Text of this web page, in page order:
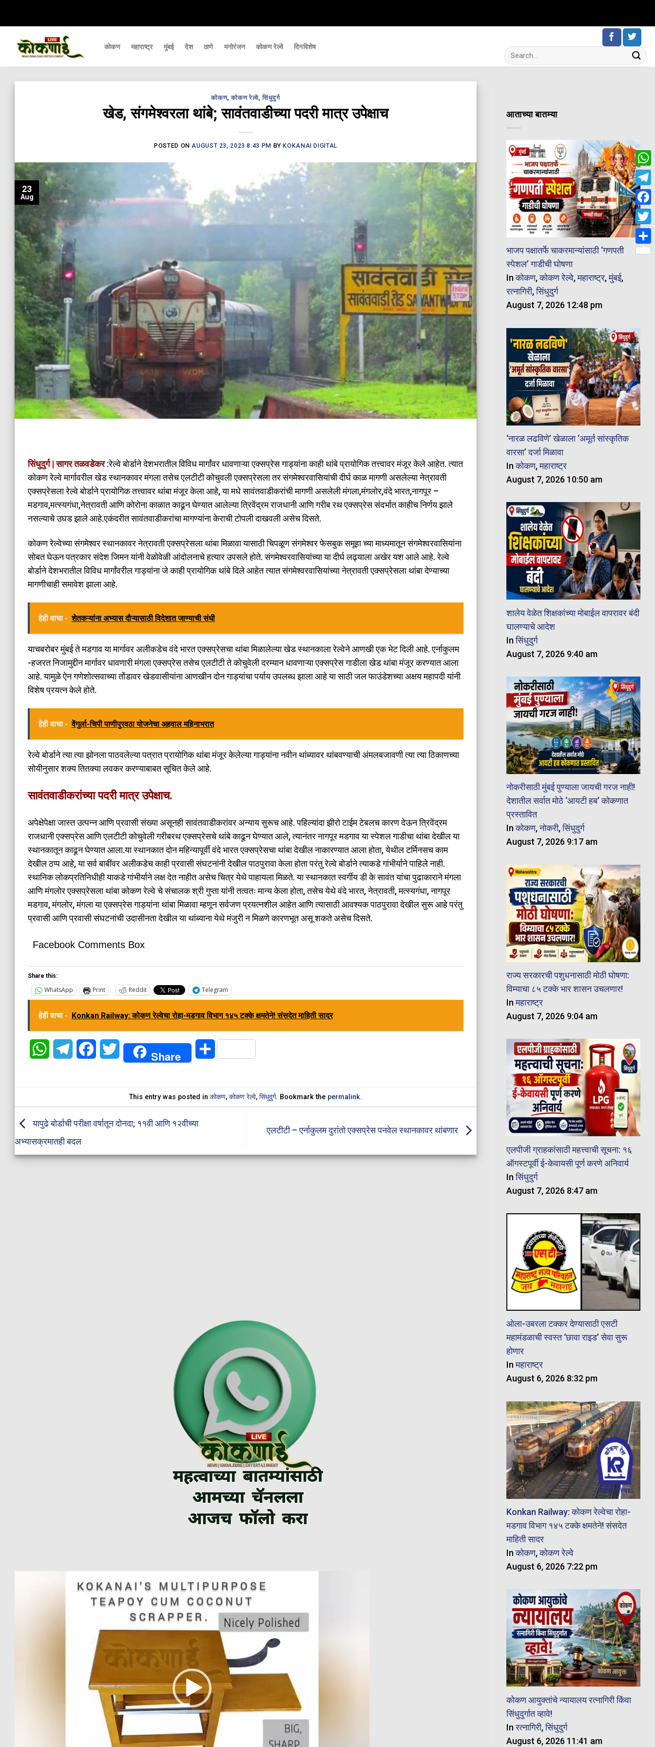
कोकण महाराष्ट्र मुंबई देश ठाणे मनोरंजन कोकण रेल्वे दिनविशेष
कोकण,कोकण रेल्वे,सिंधुदुर्ग
खेड, संगमेश्वरला थांबे; सावंतवाडीच्या पदरी मात्र उपेक्षाच
POSTED ON AUGUST 23, 2023 8:43 PM BYKOKANAI DIGITAL
23
Aug
सिंधुदुर्ग | सागर तळवडेकर:रेल्वे बोर्डाने देशभरातील विविध मार्गांवर धावणाऱ्या एक्सप्रेस गाड्यांना काही थांबे प्रायोगिक तत्त्वावर मंजूर केले आहेत. त्यात
कोकण रेल्वे मार्गावरील खेड स्थानकावर मंगला तसेच एलटीटी कोचुवली एक्सप्रेसला तर संगमेश्वरवासियांची दीर्घ काळ मागणी असलेल्या नेत्रावती
एक्सप्रेसला रेल्वे बोर्डाने प्रायोगिक तत्त्वावर थांबा मंजूर केला आहे, या मधे सावंतवाडीकरांची मागणी असलेली मंगला,मंगलोर,वंदे भारत,नागपूर –
मडगाव,मत्स्यगंधा,नेत्रावती आणि कोरोना काळात काढून घेण्यात आलेल्या त्रिवेंद्रम राजधानी आणि गरीब रथ एक्सप्रेस संदर्भात काहीच निर्णय झाले
नसल्याचे उघड झाले आहे.एकंदरीत सावंतवाडीकरांचा मागण्यांना केराची टोपली दाखवली असेच दिसते.
कोकण रेल्वेच्या संगमेश्वर स्थानकावर नेत्रावती एक्सप्रेसला थांबा मिळावा यासाठी चिपळूण संगमेश्वर फेसबुक समूहा च्या माध्यमातून संगमेश्वरवासियांना
सोबत घेऊन पत्रकार संदेश जिमन यांनी वेळोवेळी आंदोलनाचे हत्यार उपसले होते. संगमेश्वरवासियांच्या या दीर्घ लढ्याला अखेर यश आले आहे. रेल्वे
बोर्डाने देशभरातील विविध मार्गांवरील गाड्यांना जे काही प्रायोगिक थांबे दिले आहेत त्यात संगमेश्वरवासियांच्या नेत्रावती एक्सप्रेसला थांबा देण्याच्या
मागणीचाही समावेश झाला आहे.
हेही वाचा - शेतकऱ्यांना अभ्यास दौऱ्यासाठी विदेशात जाण्याची संधी
याचबरोबर मुंबई ते मडगाव या मार्गावर अलीकडेच वंदे भारत एक्सप्रेसचा थांबा मिळालेल्या खेड स्थानकाला रेल्वेने आणखी एक भेट दिली आहे. एर्नाकुलम
-हजरत निजामुद्दीन मार्गावर धावणारी मंगला एक्सप्रेस तसेच एलटीटी ते कोचुवेली दरम्यान धावणाऱ्या एक्सप्रेस गाडीला खेड थांबा मंजूर करण्यात आला
आहे. यामुळे ऐन गणेशोत्सवाच्या तोंडावर खेडवासीयांना आणखीन दोन गाड्यांचा पर्याय उपलब्ध झाला आहे या साठी जल फाउंडेशच्या अक्षय महापदी यांनी
विशेष प्रयत्न केले होते.
हेही वाचा - वेंगुर्ला-चिपी पाणीपुरवठा योजनेचा अहवाल महिनाभरात
रेल्वे बोर्डाने त्या त्या झोनला पाठवलेल्या पत्रात प्रायोगिक थांबा मंजूर केलेल्या गाड्यांना नवीन थांब्यावर थांबवण्याची अंमलबजावणी त्या त्या ठिकाणच्या
सोयीनुसार शक्य तितक्या लवकर करण्याबाबत सूचित केले आहे.
सावंतवाडीकरांच्या पदरी मात्र उपेक्षाच.
अपेक्षेपेक्षा जास्त उत्पन्न आणि प्रवासी संख्या असूनही सावंतवाडीकरांवर अन्याय सुरूच आहे. पहिल्यांदा झीरो टाईम टेबलच कारण देऊन त्रिवेंद्रम
राजधानी एक्सप्रेस आणि एलटीटी कोचुवेली गरीबरथ एक्सप्रेसचे थांबे काढून घेण्यात आले, त्यानंतर नागपूर मडगाव या स्पेशल गाडीचा थांबा देखील या
स्थानकातून काढून घेण्यात आला.या स्थानकात दोन महिन्यापूर्वी वंदे भारत एक्सप्रेसचा थांबा देखील नाकारण्यात आला होता, येथील टर्मिनसच काम
देखील ठप्प आहे, या सर्व बाबींवर अलीकडेच काही प्रवासी संघटनांनी देखील पाठपुरावा केला होता परंतु रेल्वे बोर्डाने त्याकडे गांभीर्याने पाहिले नाही.
स्थानिक लोकप्रतिनिधीही याकडे गांभीर्याने लक्ष देत नाहीत असेच चित्र येथे पाहायला मिळते. या स्थानकात स्वर्गीय डी के सावंत यांचा पुढाकाराने मंगला
आणि मंगलोर एक्सप्रेसला थांबा कोकण रेल्वे चे संचालक श्री गुप्ता यांनी तत्वतः मान्य केला होता, तसेच येथे वंदे भारत, नेत्रावती, मत्स्यगंधा, नागपूर
मडगाव, मंगलोर, मंगला या एक्सप्रेस गाड्यांना थांबा मिळावा म्हणून सर्वजण प्रयत्नशील आहेत आणि त्यासाठी आवश्यक पाठपुरावा देखील सुरू आहे परंतु
प्रवासी आणि प्रवासी संघटनांची उदासीनता देखील या थांब्याना येथे मंजुरी न मिळणे कारणभूत असू शकते असेच दिसते.
Facebook Comments Box
Share this:
WhatsApp Print Reddit Telegram
हेही वाचा - Konkan Railway: कोकण रेल्वेचा रोहा-मडगाव विभाग १४५ टक्के क्षमतेने! संसदेत माहिती सादर
WhatsAppTelegramFacebookTwitter Share Share
This entry was posted in कोकण, कोकण रेल्वे, सिंधुदुर्ग. Bookmark the permalink.
यापुढे बोर्डाची परीक्षा वर्षातून दोनदा; ११वी आणि १२वीच्या
अभ्यासक्रमातही बदल
एलटीटी – एर्नाकुलम दुरांतो एक्सप्रेस पनवेल स्थानकावर थांबणार
आताच्या बातम्या
भाजप पक्षातर्फे चाकरमान्यांसाठी ‘गणपती
स्पेशल’ गाडीची घोषणा
Inकोकण,कोकण रेल्वे,महाराष्ट्र,मुंबई,
रत्नागिरी,सिंधुदुर्ग
August 7, 2026 12:48 pm
‘नारळ लढविणे’ खेळाला ‘अमूर्त सांस्कृतिक
वारसा’ दर्जा मिळावा
Inकोकण,महाराष्ट्र
August 7, 2026 10:50 am
शालेय वेळेत शिक्षकांच्या मोबाईल वापरावर बंदी
घालण्याचे आदेश
Inसिंधुदुर्ग
August 7, 2026 9:40 am
नोकरीसाठी मुंबई पुण्याला जायची गरज नाही!
देशातील सर्वात मोठे ‘आयटी हब’ कोकणात
प्रस्तावित
Inकोकण,नोकरी,सिंधुदुर्ग
August 7, 2026 9:17 am
राज्य सरकारची पशुधनासाठी मोठी घोषणा:
विम्याचा ८५ टक्के भार शासन उचलणार!
Inमहाराष्ट्र
August 7, 2026 9:04 am
एलपीजी ग्राहकांसाठी महत्त्वाची सूचना: १६
ऑगस्टपूर्वी ई-केवायसी पूर्ण करणे अनिवार्य
Inसिंधुदुर्ग
August 7, 2026 8:47 am
ओला-उबरला टक्कर देण्यासाठी एसटी
महामंडळाची स्वस्त ‘छावा राइड’ सेवा सुरू
होणार
Inमहाराष्ट्र
August 6, 2026 8:32 pm
Konkan Railway: कोकण रेल्वेचा रोहा-
मडगाव विभाग १४५ टक्के क्षमतेने! संसदेत
माहिती सादर
Inकोकण,कोकण रेल्वे
August 6, 2026 7:22 pm
कोकण आयुक्तांचे न्यायालय रत्नागिरी किंवा
सिंधुदुर्गात व्हावे!
Inरत्नागिरी,सिंधुदुर्ग
August 6, 2026 11:41 am